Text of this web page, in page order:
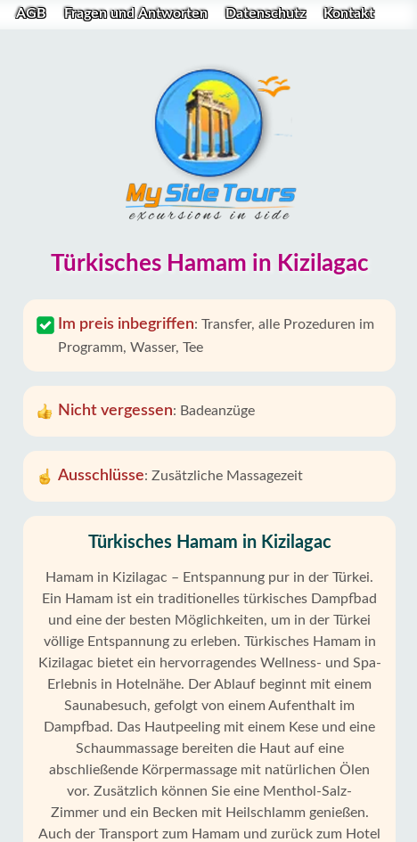
AGB Fragen und Antworten Datenschutz Kontakt
Türkisches Hamam in Kizilagac
Im preis inbegriffen: Transfer, alle Prozeduren im
Programm, Wasser, Tee
Nicht vergessen: Badeanzüge
Ausschlüsse: Zusätzliche Massagezeit
Türkisches Hamam in Kizilagac
Hamam in Kizilagac – Entspannung pur in der Türkei.
Ein Hamam ist ein traditionelles türkisches Dampfbad
und eine der besten Möglichkeiten, um in der Türkei
völlige Entspannung zu erleben. Türkisches Hamam in
Kizilagac bietet ein hervorragendes Wellness- und Spa-
Erlebnis in Hotelnähe. Der Ablauf beginnt mit einem
Saunabesuch, gefolgt von einem Aufenthalt im
Dampfbad. Das Hautpeeling mit einem Kese und eine
Schaummassage bereiten die Haut auf eine
abschließende Körpermassage mit natürlichen Ölen
vor. Zusätzlich können Sie eine Menthol-Salz-
Zimmer und ein Becken mit Heilschlamm genießen.
Auch der Transport zum Hamam und zurück zum Hotel